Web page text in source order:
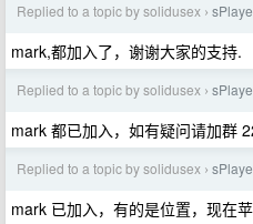
Replied to a topic by solidusex ›
mark,都加入了，谢谢大家的支持.
Replied to a topic by solidusex ›
mark 都已加入，如有疑问请加群
Replied to a topic by solidusex ›
mark 已加入，有的是位置，现在